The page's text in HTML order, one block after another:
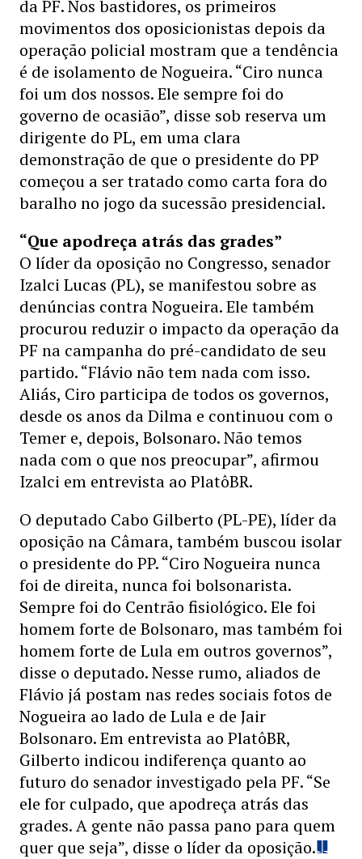
da PF. Nos bastidores, os primeiros
movimentos dos oposicionistas depois da
operação policial mostram que a tendência
é de isolamento de Nogueira. “Ciro nunca
foi um dos nossos. Ele sempre foi do
governo de ocasião”, disse sob reserva um
dirigente do PL, em uma clara
demonstração de que o presidente do PP
começou a ser tratado como carta fora do
baralho no jogo da sucessão presidencial.
“Que apodreça atrás das grades”
O líder da oposição no Congresso, senador
Izalci Lucas (PL), se manifestou sobre as
denúncias contra Nogueira. Ele também
procurou reduzir o impacto da operação da
PF na campanha do pré-candidato de seu
partido. “Flávio não tem nada com isso.
Aliás, Ciro participa de todos os governos,
desde os anos da Dilma e continuou com o
Temer e, depois, Bolsonaro. Não temos
nada com o que nos preocupar”, afirmou
Izalci em entrevista ao PlatôBR.
O deputado Cabo Gilberto (PL-PE), líder da
oposição na Câmara, também buscou isolar
o presidente do PP. “Ciro Nogueira nunca
foi de direita, nunca foi bolsonarista.
Sempre foi do Centrão fisiológico. Ele foi
homem forte de Bolsonaro, mas também foi
homem forte de Lula em outros governos”,
disse o deputado. Nesse rumo, aliados de
Flávio já postam nas redes sociais fotos de
Nogueira ao lado de Lula e de Jair
Bolsonaro. Em entrevista ao PlatôBR,
Gilberto indicou indiferença quanto ao
futuro do senador investigado pela PF. “Se
ele for culpado, que apodreça atrás das
grades. A gente não passa pano para quem
quer que seja”, disse o líder da oposição.